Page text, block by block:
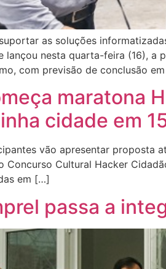
as soluções
lançou nesta quarta-feira (16), a
com previsão de conclusão
maratona
cidade em
vão apresentar proposta
Concurso Cultural Hacker
em […]
passa a